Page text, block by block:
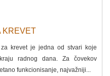
KREVET
za krevet je jedna od stvari koje
radnog dana. Za čovekov
funkcionisanje, najvažniji...